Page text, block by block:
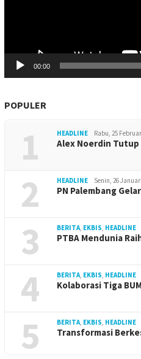
00:00
POPULER
1 HEADLINE Rabu, 25
Alex Noerdin
2 HEADLINE Senin, 26
PN Palembang
3 BERITA EKBIS HEADLINE
PTBA Mendunia
4 BERITA EKBIS HEADLINE
Kolaborasi Tiga
5 BERITA EKBIS HEADLINE
Transformasi